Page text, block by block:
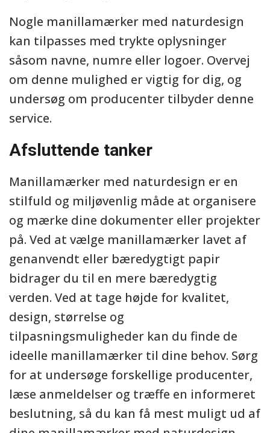
Nogle manillamærker med naturdesign
kan tilpasses med trykte oplysninger
såsom navne, numre eller logoer. Overvej
om denne mulighed er vigtig for dig, og
undersøg om producenter tilbyder denne
service.
Afsluttende tanker
Manillamærker med naturdesign er en
stilfuld og miljøvenlig måde at organisere
og mærke dine dokumenter eller projekter
på. Ved at vælge manillamærker lavet af
genanvendt eller bæredygtigt papir
bidrager du til en mere bæredygtig
verden. Ved at tage højde for kvalitet,
design, størrelse og
tilpasningsmuligheder kan du finde de
ideelle manillamærker til dine behov. Sørg
for at undersøge forskellige producenter,
læse anmeldelser og træffe en informeret
beslutning, så du kan få mest muligt ud af